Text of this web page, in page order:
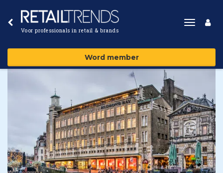
Voor professionals in retail & brands
Toggle
Word member